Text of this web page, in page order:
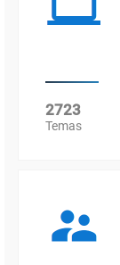
2723
Temas